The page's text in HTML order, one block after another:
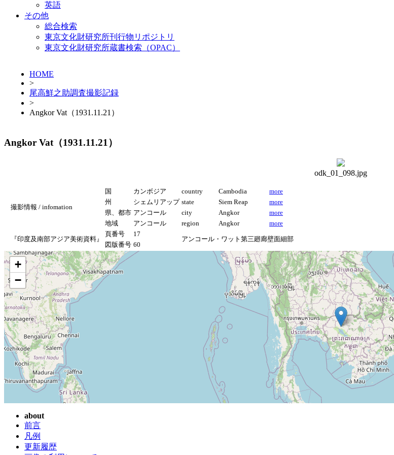
英語
その他
総合検索
東京文化財研究所刊行物リポジトリ
東京文化財研究所蔵書検索（OPAC）
HOME
>
尾高鮮之助調査撮影記録
>
Angkor Vat（1931.11.21）
Angkor Vat（1931.11.21）
odk_01_098.jpg
撮影情報 / infomation
国 カンボジア country Cambodia
more
州
シェムリアップ state Siem Reap
more
県、都市 アンコール city Angkor
more
地域
アンコール region Angkor more
『印度及南部アジア美術資料』
頁番号 17
アンコール・ワット第三廻廊壁面細部
図版番号 60
+
−
about
前言
凡例
更新履歴